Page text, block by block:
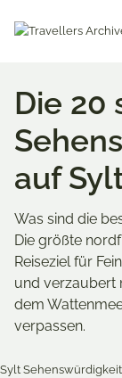
Die 20
auf
Was sind die
Die größte
Reiseziel für
und verzaubert
dem
verpassen.